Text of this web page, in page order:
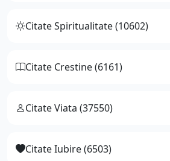
Citate Spiritualitate (10602)
Citate Crestine (6161)
Citate Viata (37550)
Citate Iubire (6503)